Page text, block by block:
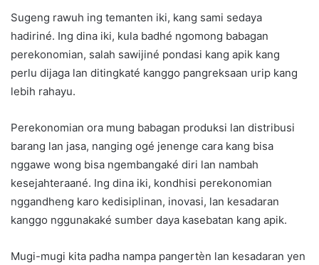
Sugeng rawuh ing temanten iki, kang sami sedaya
hadiriné. Ing dina iki, kula badhé ngomong babagan
perekonomian, salah sawijiné pondasi kang apik kang
perlu dijaga lan ditingkaté kanggo pangreksaan urip kang
lebih rahayu.
Perekonomian ora mung babagan produksi lan distribusi
barang lan jasa, nanging ogé jenenge cara kang bisa
nggawe wong bisa ngembangaké diri lan nambah
kesejahteraané. Ing dina iki, kondhisi perekonomian
nggandheng karo kedisiplinan, inovasi, lan kesadaran
kanggo nggunakaké sumber daya kasebatan kang apik.
Mugi-mugi kita padha nampa pangertèn lan kesadaran yen